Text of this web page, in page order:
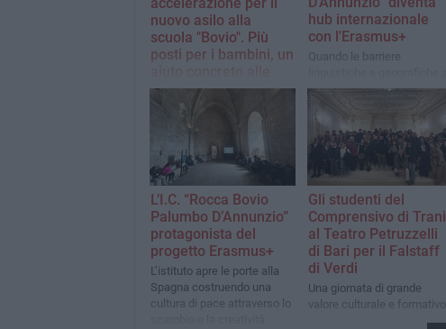
accelerazione per il
nuovo asilo alla
scuola "Bovio". Più
posti per i bambini, un
mamme lavoratrici
Un passo decisivo verso
una città più moderna e a
l'Amministrazione ridisegna i
servizi per l'infanzia
all'insegna della trasparenza
e dell'inclusione sociale
hub internazionale
con l'Erasmus+
Quando le barriere
abbattono tra i banchi di
L’I.C. “Rocca Bovio
Palumbo D’Annunzio”
protagonista del
progetto Erasmus+
L’istituto apre le porte alla
Spagna costruendo una
cultura di pace attraverso lo
Gli studenti del
Comprensivo di Trani
al Teatro Petruzzelli
di Bari per il Falstaff
di Verdi
Una giornata di grande
valore culturale e formativo